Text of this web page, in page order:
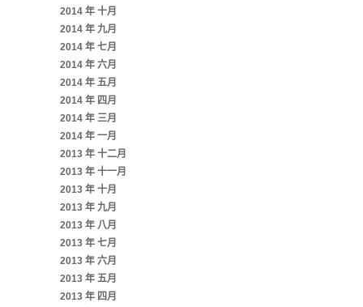
2014 年 十月
2014 年 九月
2014 年 七月
2014 年 六月
2014 年 五月
2014 年 四月
2014 年 三月
2014 年 一月
2013 年 十二月
2013 年 十一月
2013 年 十月
2013 年 九月
2013 年 八月
2013 年 七月
2013 年 六月
2013 年 五月
2013 年 四月